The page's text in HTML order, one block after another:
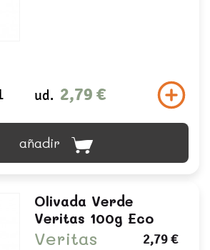
ud. 2,79 €
añadir
Olivada Verde
Veritas 100g Eco
Veritas 2,79 €